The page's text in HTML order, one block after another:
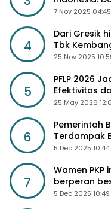
Diskon Harga
7 Nov 2025 04:45
4
Dari Gresik
Tbk
Depan
25 Nov 2025
5
PFLP 2026
Efektivitas
25 May 2026
6
Pemerintah
Terdampak
5 Dec 2025 10:44
7
Wamen
berperan
5 Dec 2025 10:49